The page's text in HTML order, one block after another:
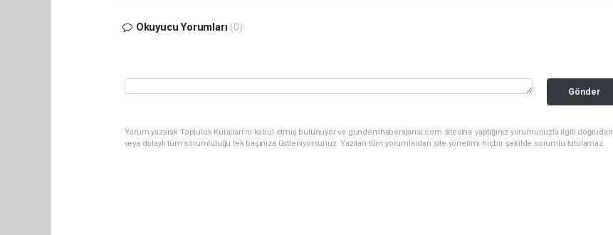
Okuyucu Yorumları (0)
Gönder
Yorum yazarak Topluluk Kuralları’nı kabul etmiş bulunuyor ve gundemhaberajansi.com sitesine yaptığınız yorumunuzla ilgili doğrudan
veya dolaylı tüm sorumluluğu tek başınıza üstleniyorsunuz. Yazılan tüm yorumlardan site yönetimi hiçbir şekilde sorumlu tutulamaz.